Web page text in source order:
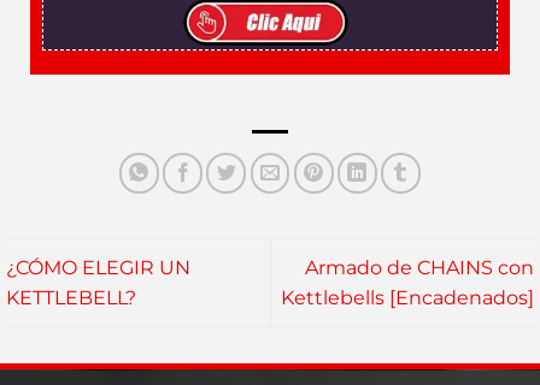
¿CÓMO ELEGIR UN
KETTLEBELL?
Armado de CHAINS con
Kettlebells [Encadenados]